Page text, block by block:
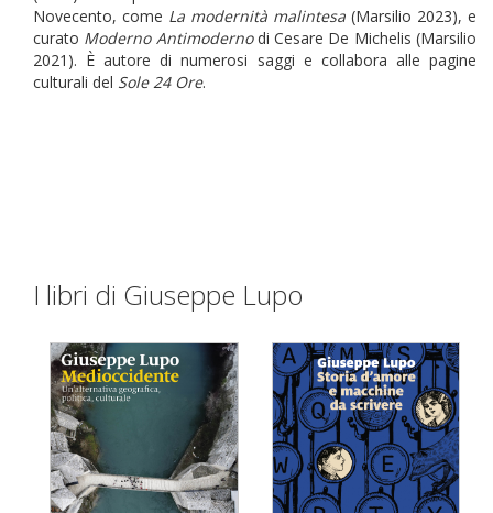
Novecento, come La modernità malintesa (Marsilio 2023), e
curato Moderno Antimodernodi Cesare De Michelis (Marsilio
2021). È autore di numerosi saggi e collabora alle pagine
culturali del Sole 24 Ore.
I libri di Giuseppe Lupo